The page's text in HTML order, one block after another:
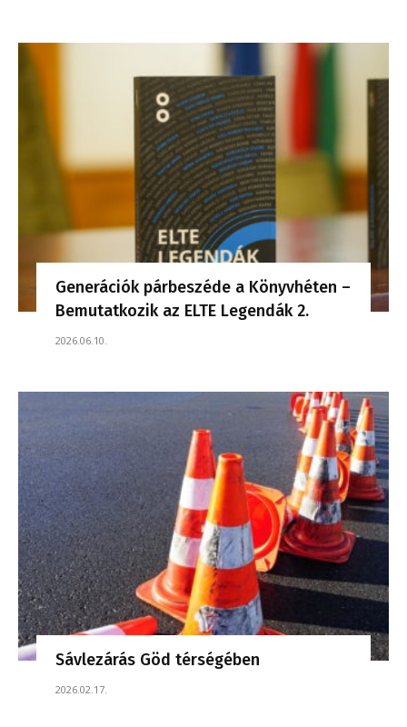
Generációk párbeszéde a Könyvhéten –
Bemutatkozik az ELTE Legendák 2.
2026.06.10.
Sávlezárás Göd térségében
2026.02.17.